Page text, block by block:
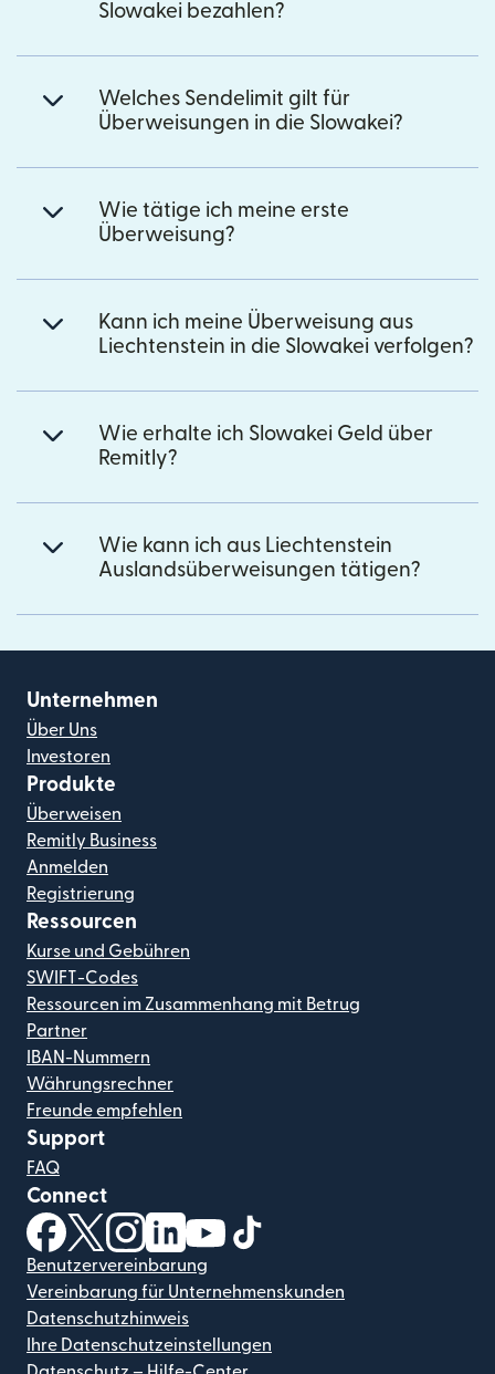
Slowakei bezahlen?
Welches Sendelimit gilt für
Überweisungen in die Slowakei?
Wie tätige ich meine erste
Überweisung?
Kann ich meine Überweisung aus
Liechtenstein in die Slowakei verfolgen?
Wie erhalte ich Slowakei Geld über
Remitly?
Wie kann ich aus Liechtenstein
Auslandsüberweisungen tätigen?
Unternehmen
Über Uns
Investoren
Produkte
Überweisen
Remitly Business
Anmelden
Registrierung
Ressourcen
Kurse und Gebühren
SWIFT-Codes
Ressourcen im Zusammenhang mit Betrug
Partner
IBAN-Nummern
Währungsrechner
Freunde empfehlen
Support
FAQ
Connect
(wird in einem neuen Fenster geöffnet)
(wird in einem neuen Fenster geöffnet)
(wird in einem neuen Fenster geöffnet)
(wird in einem neuen Fenster geöffnet)
(wird in einem neuen Fenster
Benutzervereinbarung
Vereinbarung für Unternehmenskunden
Datenschutzhinweis
Ihre Datenschutzeinstellungen